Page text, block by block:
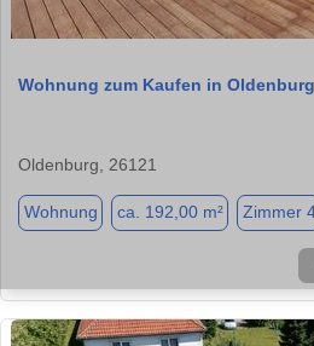
Wohnung zum Kaufen in Oldenburg
Oldenburg, 26121
Wohnung ca. 192,00 m² Zimmer